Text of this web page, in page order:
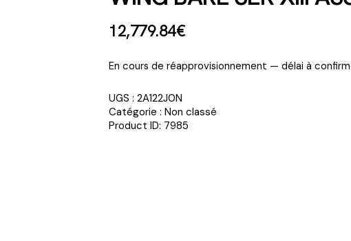
12,779.84€
En cours de réapprovisionnement — délai à
UGS : 2A122J0N
Catégorie : Non classé
Product ID: 7985